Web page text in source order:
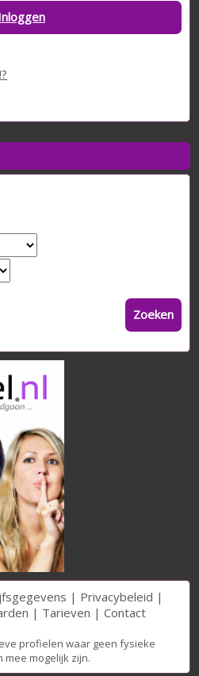
Zoeken
| Privacybeleid |
| Tarieven | Contact
profielen waar geen fysieke
mee mogelijk zijn.